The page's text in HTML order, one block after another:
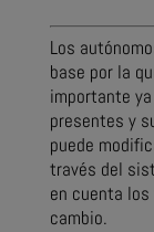
Los
base por la
importante
presentes y
puede
través del
en cuenta
cambio.